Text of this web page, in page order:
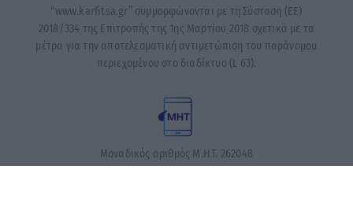
“www.karfitsa.gr” συμμορφώνονται με τη Σύσταση (ΕΕ)
2018/334 της Επιτροπής της 1ης Μαρτίου 2018 σχετικά με τα
μέτρα για την αποτελεσματική αντιμετώπιση του παράνομου
περιεχομένου στο διαδίκτυο (L 63).
Μοναδικός αριθμός Μ.Η.Τ. 262048